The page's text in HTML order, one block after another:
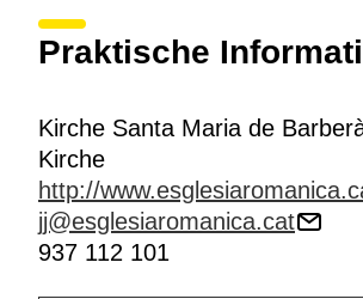
Praktische
Kirche Santa Maria de
Kirche
http://
jj@esglesiaromanica.cat
937 112 101